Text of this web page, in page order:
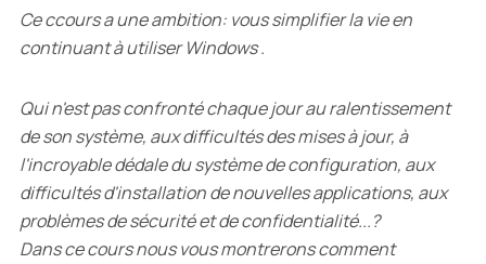
Ce ccours a une ambition: vous simplifier la vie en
continuant à utiliser Windows .
Qui n'est pas confronté chaque jour au ralentissement
de son système, aux difficultés des mises à jour, à
l'incroyable dédale du système de configuration, aux
difficultés d'installation de nouvelles applications, aux
problèmes de sécurité et de confidentialité...?
Dans ce cours nous vous montrerons comment